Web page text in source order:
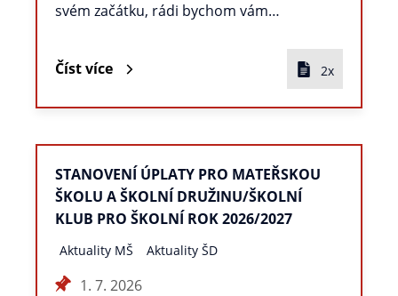
svém začátku, rádi bychom vám…
Číst více 2x
STANOVENÍ ÚPLATY PRO MATEŘSKOU
ŠKOLU A ŠKOLNÍ DRUŽINU/ŠKOLNÍ
KLUB PRO ŠKOLNÍ ROK 2026/2027
Aktuality MŠ Aktuality ŠD
1. 7. 2026